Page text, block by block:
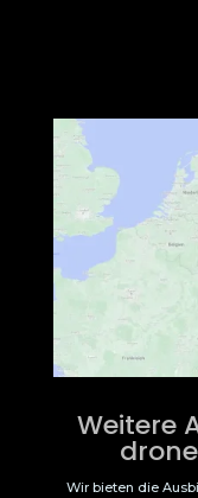
Weitere
Wir bieten die